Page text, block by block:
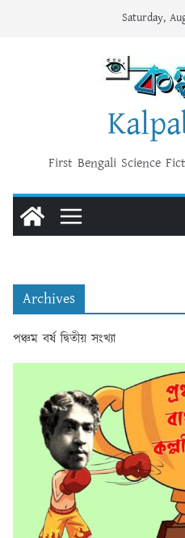
Saturday,
First Bengali Science
Archives
পঞ্চম বর্ষ দ্বিতীয় সংখ্যা